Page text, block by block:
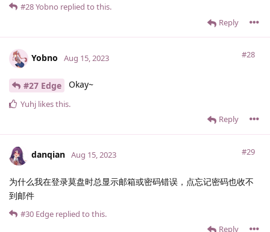
Reply
#28Yobno replied to this.
Yobno #28
Aug 15, 2023
#27 Edge Okay~
Reply
Yuhj likes this.
danqian #29
Aug 15, 2023
为什么我在登录莫盘时总显示邮箱或密码错误，点忘记密码也收不
到邮件
Reply
#30 Edge replied to this.